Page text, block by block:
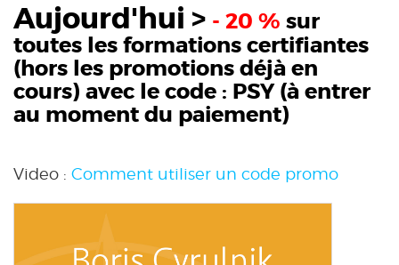
Aujourd'hui > - 20 % sur
toutes les formations certifiantes
(hors les promotions déjà en
cours) avec le code : PSY(à entrer
au moment du paiement)
Video : Comment utiliser un code promo